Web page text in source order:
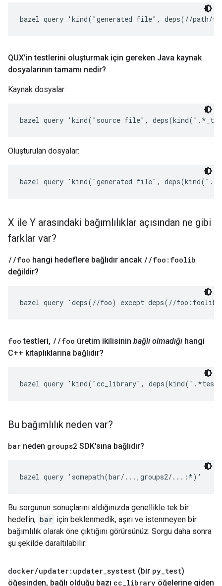
bazel query 'kind("generated file", deps(//
QUX'in testlerini oluşturmak için gereken Java kaynak
dosyalarının tamamı nedir?
Kaynak dosyalar:
bazel query 'kind("source file",
Oluşturulan dosyalar:
bazel query 'kind("generated file",
X ile Y arasındaki bağımlılıklar açısından ne gibi
farklar var?
/ /foo hangi hedeflere bağlıdır ancak / /foo:foolib
değildir?
bazel query 'deps(//foo) except deps(//
foo testleri, / /foo üretim ikilisinin bağlı olmadığı hangi
C++ kitaplıklarına bağlıdır?
bazel query 'kind("cc_library",
Bu bağımlılık neden var?
bar neden groups2 SDK'sına bağlıdır?
bazel query 'somepath(bar/...,groups2/...:*)'
Bu sorgunun sonuçlarını aldığınızda genellikle tek bir
hedefin, bar için beklenmedik, aşırı ve istenmeyen bir
bağımlılık olarak öne çıktığını görürsünüz. Sorgu daha sonra
şu şekilde daraltılabilir:
docker/updater:updater_systest (bir py_test)
öğesinden, bağlı olduğu bazı cc_library öğelerine giden